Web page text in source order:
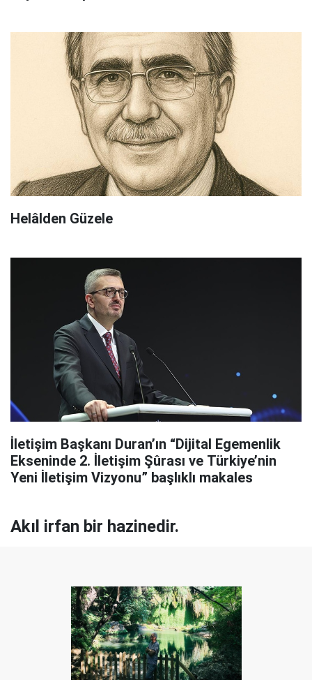
Helâlden Güzele
İletişim Başkanı Duran’ın “Dijital Egemenlik
Ekseninde 2. İletişim Şûrası ve Türkiye’nin
Yeni İletişim Vizyonu” başlıklı makales
Akıl irfan bir hazinedir.